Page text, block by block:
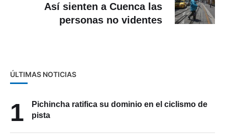
Así sienten a Cuenca las
personas no videntes
ÚLTIMAS NOTICIAS
1
Pichincha ratifica su dominio en el ciclismo de
pista